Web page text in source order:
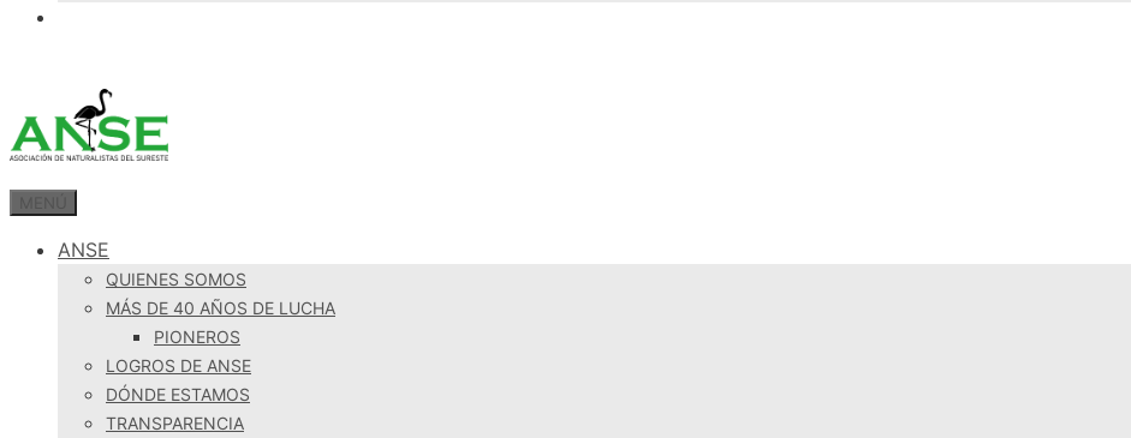
ANSE
QUIENES SOMOS
MÁS DE 40 AÑOS DE LUCHA
PIONEROS
LOGROS DE ANSE
DÓNDE ESTAMOS
TRANSPARENCIA